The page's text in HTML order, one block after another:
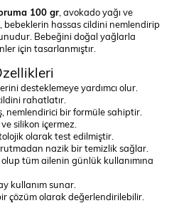
100 gr , avokado yağı ve
hassas cildini nemlendirip
Bebeğini doğal yağlarla
için tasarlanmıştır.
desteklemeye yardımcı olur.
rahatlatır.
nemlendirici bir formüle sahiptir.
silikon içermez.
olarak test edilmiştir.
nazik bir temizlik sağlar.
tüm ailenin günlük kullanımına
kullanım sunar.
çözüm olarak değerlendirilebilir.